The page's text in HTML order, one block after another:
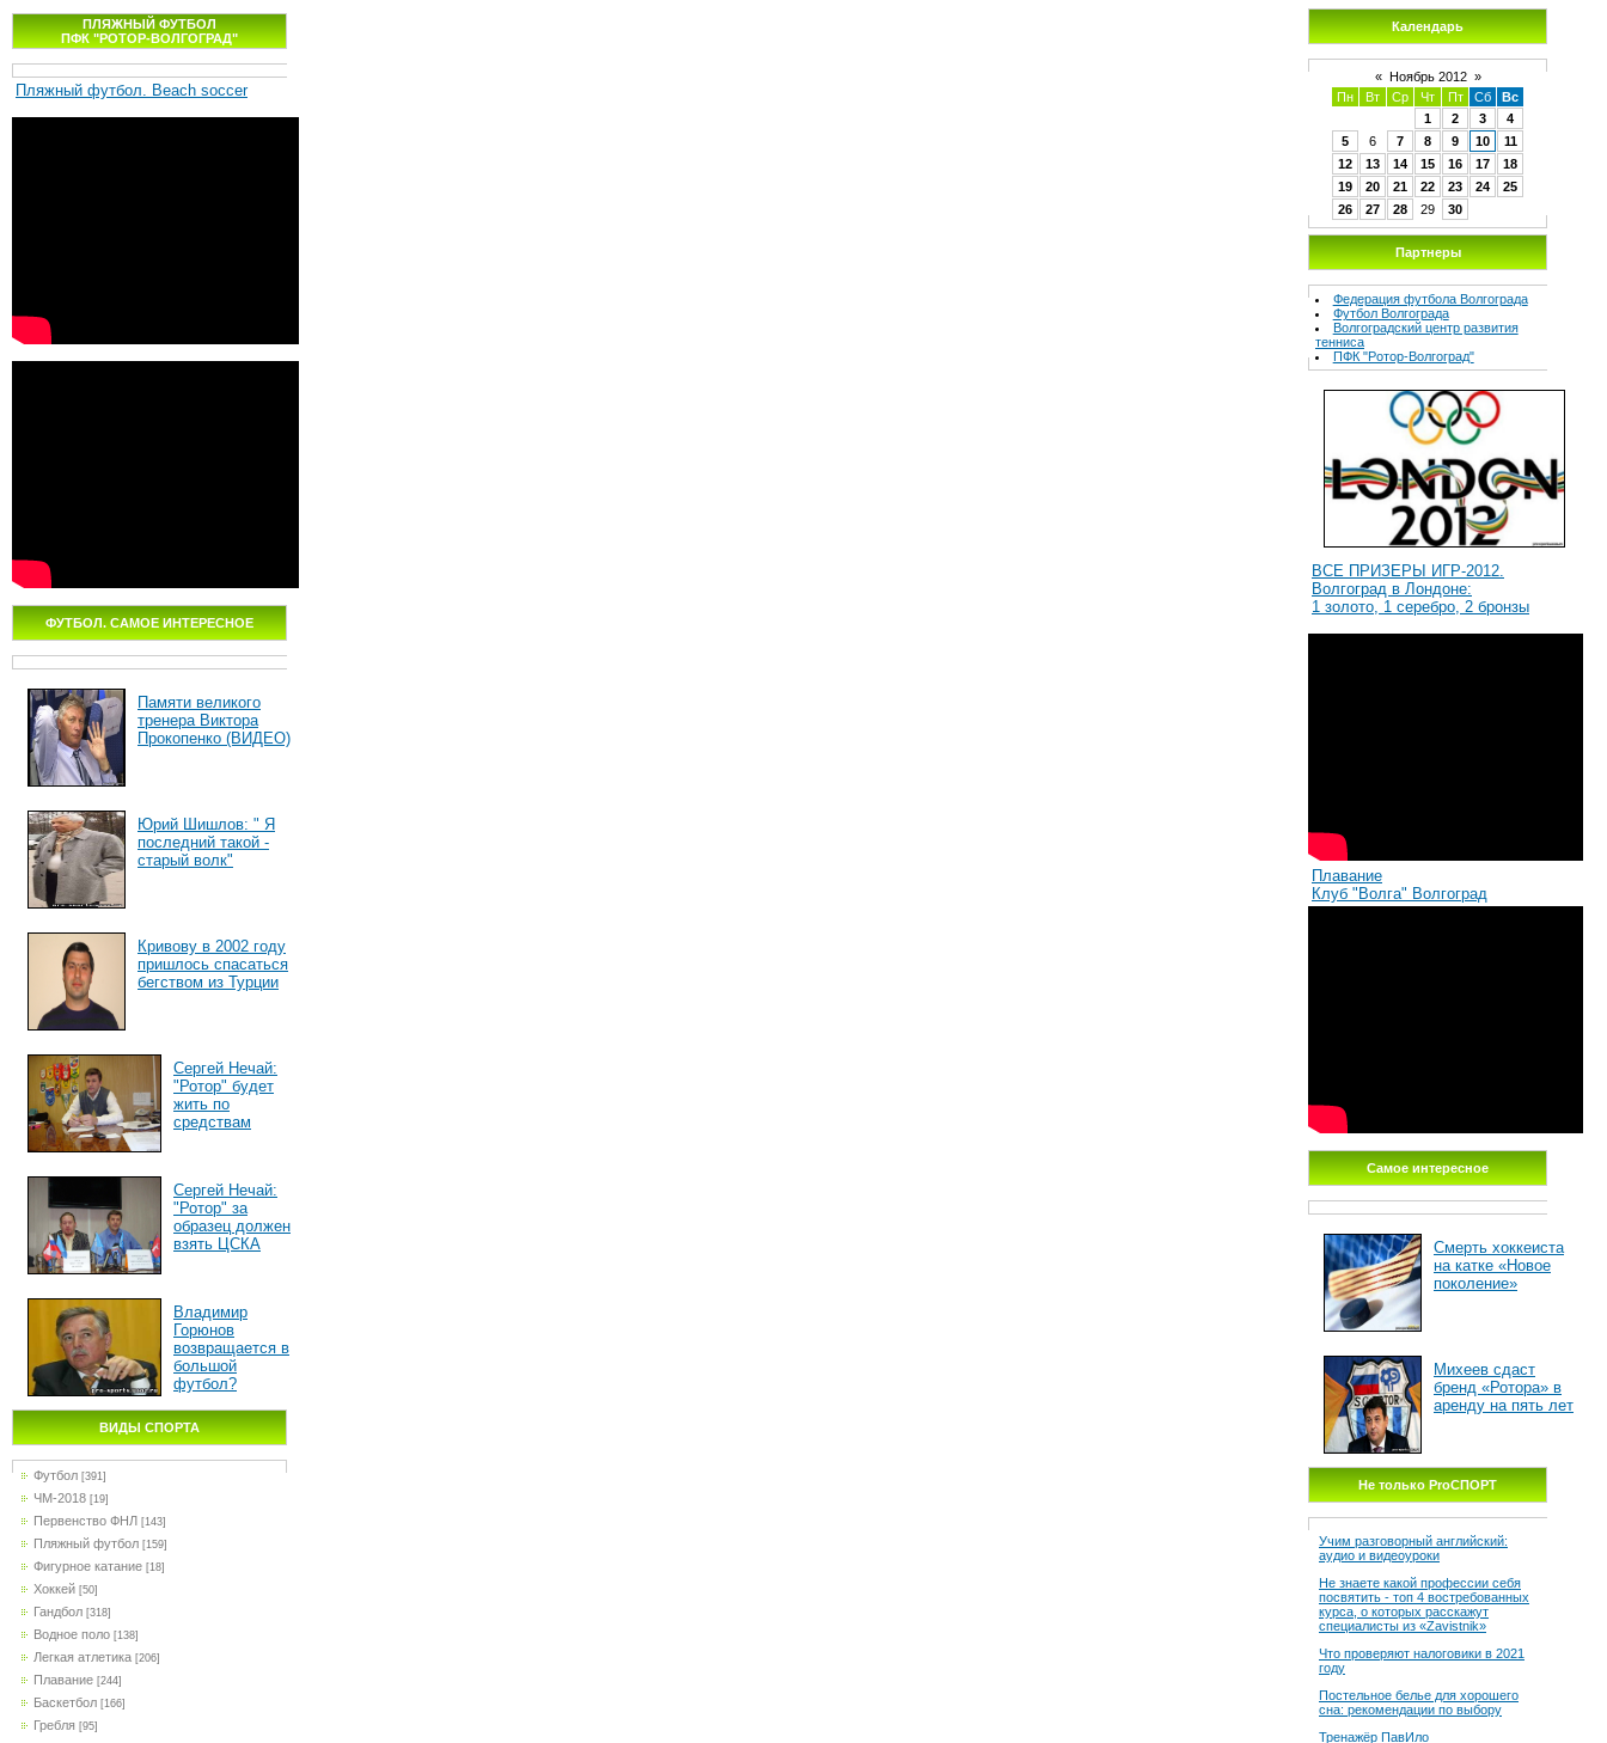
ПЛЯЖНЫЙ ФУТБОЛ
ПФК "РОТОР-ВОЛГОГРАД"
Пляжный футбол. Beach soccer
ФУТБОЛ. САМОЕ ИНТЕРЕСНОЕ
Памяти великого
тренера Виктора
Прокопенко (ВИДЕО)
Юрий Шишлов: " Я
последний такой -
старый волк"
Кривову в 2002 году
пришлось спасаться
бегством из Турции
Сергей Нечай:
"Ротор" будет
жить по
средствам
Сергей Нечай:
"Ротор" за
образец должен
взять ЦСКА
Владимир
Горюнов
возвращается в
большой
футбол?
ВИДЫ СПОРТА
Футбол [391]
ЧМ-2018 [19]
Первенство ФНЛ [143]
Пляжный футбол [159]
Фигурное катание [18]
Хоккей [50]
Гандбол [318]
Водное поло [138]
Легкая атлетика [206]
Плавание [244]
Баскетбол [166]
Гребля [95]
Календарь
« Ноябрь 2012 »
Пн
Вт Ср Чт Пт Сб
Вс
1
2 3
4
5
6 7 8 9 10
11
12
13 14 15 16 17
18
19
20 21 22 23 24
25
26
27 28 29 30
Партнеры
Федерация футбола Волгограда
Футбол Волгограда
Волгоградcкий центр развития
тенниса
ПФК "Ротор-Волгоград"
ВСЕ ПРИЗЕРЫ ИГР-2012.
Волгоград в Лондоне:
1 золото, 1 серебро, 2 бронзы
Плавание
Клуб "Волга" Волгоград
Самое интересное
Смерть хоккеиста
на катке «Новое
поколение»
Михеев сдаст
бренд «Ротора» в
аренду на пять лет
Не только ProСПОРТ
Учим разговорный английский:
аудио и видеоуроки
Не знаете какой профессии себя
посвятить - топ 4 востребованных
курса, о которых расскажут
специалисты из «Zavistnik»
Что проверяют налоговики в 2021
году
Постельное белье для хорошего
сна: рекомендации по выбору
Тренажёр ПавИло